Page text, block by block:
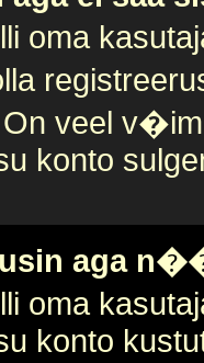
oma
On veel
konto
aga
oma
konto